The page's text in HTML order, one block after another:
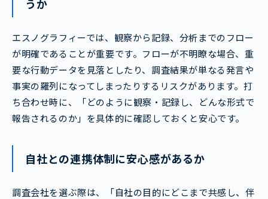
うか
エスノグラフィーでは、観察から記録、分析までのフロー
が明確であることが重要です。フローが不明瞭な場合、重
要な行動データを見落としたり、調査結果が単なる発言や
事実の羅列になってしまったりするリスクがあります。打
ち合わせ時に、「どのように観察・記録し、どんな形式で
報告されるのか」を具体的に確認しておくと安心です。
自社との連携体制に安心感があるか
調査会社を選ぶ際は、「自社の目的にどこまで共感し、伴